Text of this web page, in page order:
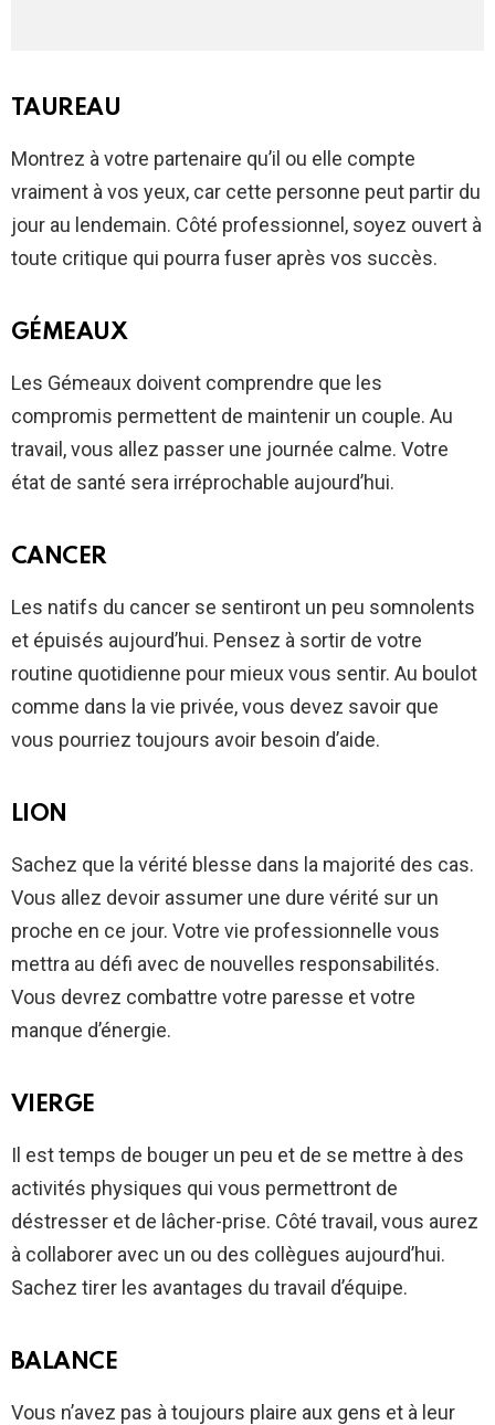
TAUREAU
Montrez à votre partenaire qu’il ou elle compte
vraiment à vos yeux, car cette personne peut partir du
jour au lendemain. Côté professionnel, soyez ouvert à
toute critique qui pourra fuser après vos succès.
GÉMEAUX
Les Gémeaux doivent comprendre que les
compromis permettent de maintenir un couple. Au
travail, vous allez passer une journée calme. Votre
état de santé sera irréprochable aujourd’hui.
CANCER
Les natifs du cancer se sentiront un peu somnolents
et épuisés aujourd’hui. Pensez à sortir de votre
routine quotidienne pour mieux vous sentir. Au boulot
comme dans la vie privée, vous devez savoir que
vous pourriez toujours avoir besoin d’aide.
LION
Sachez que la vérité blesse dans la majorité des cas.
Vous allez devoir assumer une dure vérité sur un
proche en ce jour. Votre vie professionnelle vous
mettra au défi avec de nouvelles responsabilités.
Vous devrez combattre votre paresse et votre
manque d’énergie.
VIERGE
Il est temps de bouger un peu et de se mettre à des
activités physiques qui vous permettront de
déstresser et de lâcher-prise. Côté travail, vous aurez
à collaborer avec un ou des collègues aujourd’hui.
Sachez tirer les avantages du travail d’équipe.
BALANCE
Vous n’avez pas à toujours plaire aux gens et à leur